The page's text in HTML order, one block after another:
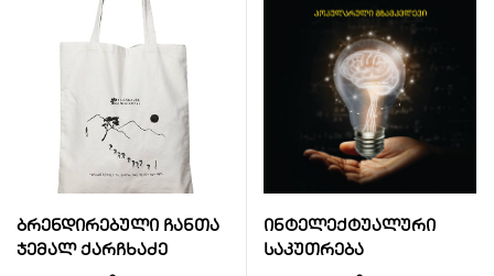
ბრენდირებული ჩანთა
ჯემალ ქარჩხაძე
ინტელექტუალური
საკუთრება